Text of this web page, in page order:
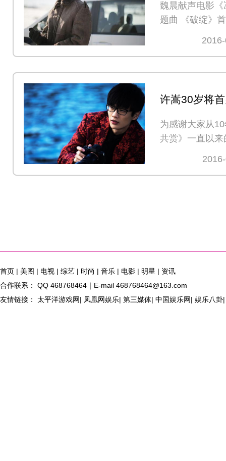
魏晨献声电影
题曲 《破绽》
许嵩30岁将
为感谢大家从
共赏》一直以
首页 | 美图 | 电视 | 综艺 | 时尚 | 音乐 | 电影 | 明星 | 资讯
合作联系： QQ 468768464｜E-mail 468768464@163.com
友情链接： 太平洋游戏网| 凤凰网娱乐| 第三媒体| 中国娱乐网| 娱乐八